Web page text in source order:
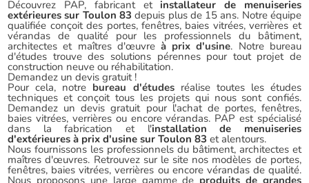
Découvrez PAP, fabricant et installateur de menuiseries
extérieures sur Toulon 83 depuis plus de 15 ans. Notre équipe
qualifiée conçoit des portes, fenêtres, baies vitrées, verrières et
vérandas de qualité pour les professionnels du bâtiment,
architectes et maîtres d'œuvre à prix d'usine. Notre bureau
d'études trouve des solutions pérennes pour tout projet de
construction neuve ou réhabilitation.
Demandez un devis gratuit !
Pour cela, notre bureau d'étudesréalise toutes les études
techniques et conçoit tous les projets qui nous sont confiés.
Demandez un devis gratuit pour l'achat de portes, fenêtres,
baies vitrées, verrières ou encore vérandas. PAP est spécialisé
dans la fabrication et l'installation de menuiseries
d'extérieures à prix d'usine sur Toulon 83 et alentours.
Nous fournissons les professionnels du bâtiment, architectes et
maîtres d'œuvres. Retrouvez sur le site nos modèles de portes,
fenêtres, baies vitrées, verrières ou encore vérandas de qualité.